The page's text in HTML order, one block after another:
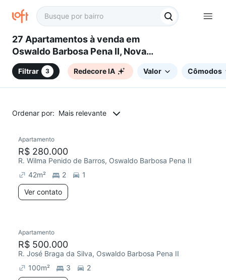
27 Apartamentos à venda em
Oswaldo Barbosa Pena II, Nova
Lima, MG
Filtrar 3 Redecore IA Valor Cômodos
Ordenar por: Mais relevante
Redecorar
Apartamento
R$ 280.000
R. Wilma Penido de Barros, Oswaldo Barbosa Pena II
42m² 2
1
Ver contato
Redecorar
Apartamento
R$ 500.000
R. José Braga da Silva, Oswaldo Barbosa Pena II
100m² 3
2